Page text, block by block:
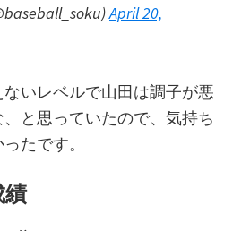
April 20,
いレベルで山田は調子が悪
と思っていたので、気持ち
たです。
績